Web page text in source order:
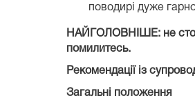
поводирі дуже
НАЙГОЛОВНІШЕ: не
помилитесь.
Рекомендації із
Загальні положення